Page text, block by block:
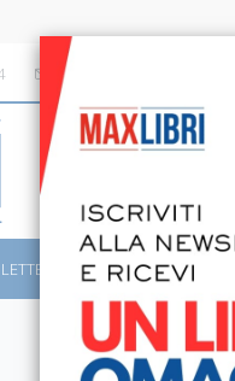
info@maxlibri.it
SAGGISTICA